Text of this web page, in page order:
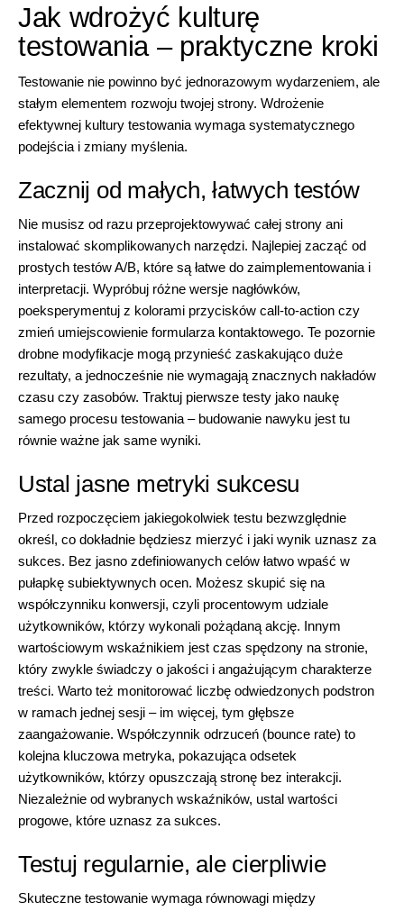
Jak wdrożyć kulturę
testowania – praktyczne kroki
Testowanie nie powinno być jednorazowym wydarzeniem, ale
stałym elementem rozwoju twojej strony. Wdrożenie
efektywnej kultury testowania wymaga systematycznego
podejścia i zmiany myślenia.
Zacznij od małych, łatwych testów
Nie musisz od razu przeprojektowywać całej strony ani
instalować skomplikowanych narzędzi. Najlepiej zacząć od
prostych testów A/B, które są łatwe do zaimplementowania i
interpretacji. Wypróbuj różne wersje nagłówków,
poeksperymentuj z kolorami przycisków call-to-action czy
zmień umiejscowienie formularza kontaktowego. Te pozornie
drobne modyfikacje mogą przynieść zaskakująco duże
rezultaty, a jednocześnie nie wymagają znacznych nakładów
czasu czy zasobów. Traktuj pierwsze testy jako naukę
samego procesu testowania – budowanie nawyku jest tu
równie ważne jak same wyniki.
Ustal jasne metryki sukcesu
Przed rozpoczęciem jakiegokolwiek testu bezwzględnie
określ, co dokładnie będziesz mierzyć i jaki wynik uznasz za
sukces. Bez jasno zdefiniowanych celów łatwo wpaść w
pułapkę subiektywnych ocen. Możesz skupić się na
współczynniku konwersji, czyli procentowym udziale
użytkowników, którzy wykonali pożądaną akcję. Innym
wartościowym wskaźnikiem jest czas spędzony na stronie,
który zwykle świadczy o jakości i angażującym charakterze
treści. Warto też monitorować liczbę odwiedzonych podstron
w ramach jednej sesji – im więcej, tym głębsze
zaangażowanie. Współczynnik odrzuceń (bounce rate) to
kolejna kluczowa metryka, pokazująca odsetek
użytkowników, którzy opuszczają stronę bez interakcji.
Niezależnie od wybranych wskaźników, ustal wartości
progowe, które uznasz za sukces.
Testuj regularnie, ale cierpliwie
Skuteczne testowanie wymaga równowagi między